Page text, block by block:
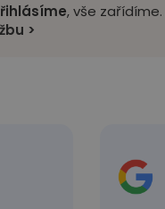
, vše zařídíme.
>